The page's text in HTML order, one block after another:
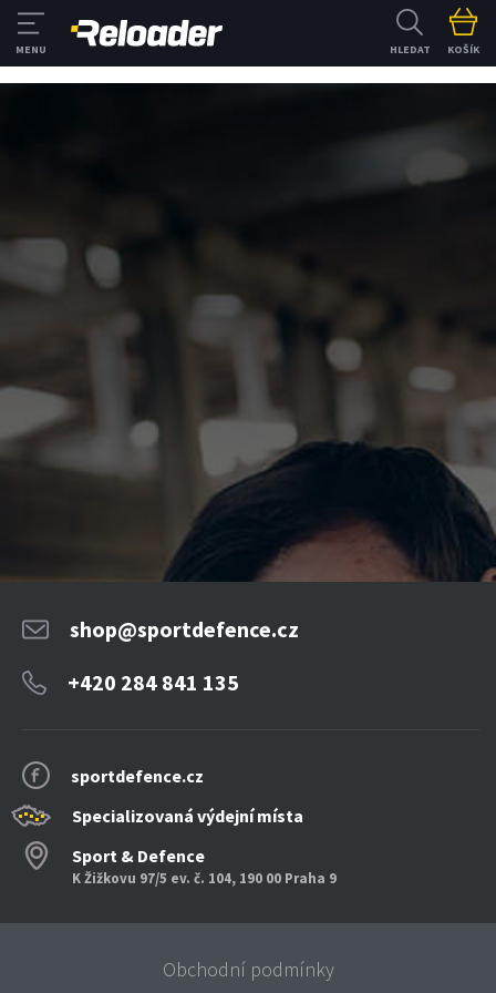
HLEDAT KOŠÍK
sportdefence.cz
Specializovaná výdejní místa
Sport & Defence
K Žižkovu 97/5 ev. č. 104, 190 00 Praha 9
shop@sportdefence.cz
+420 284 841 135
Obchodní podmínky